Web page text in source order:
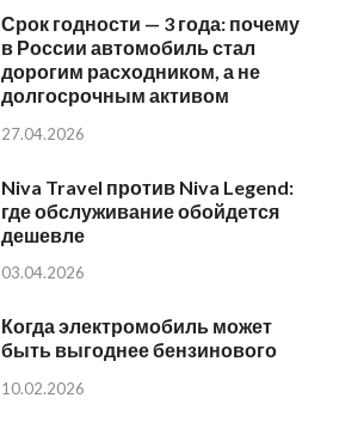
Срок годности — 3 года: почему
в России автомобиль стал
дорогим расходником, а не
долгосрочным активом
27.04.2026
Niva Travel против Niva Legend:
где обслуживание обойдется
дешевле
03.04.2026
Когда электромобиль может
быть выгоднее бензинового
10.02.2026